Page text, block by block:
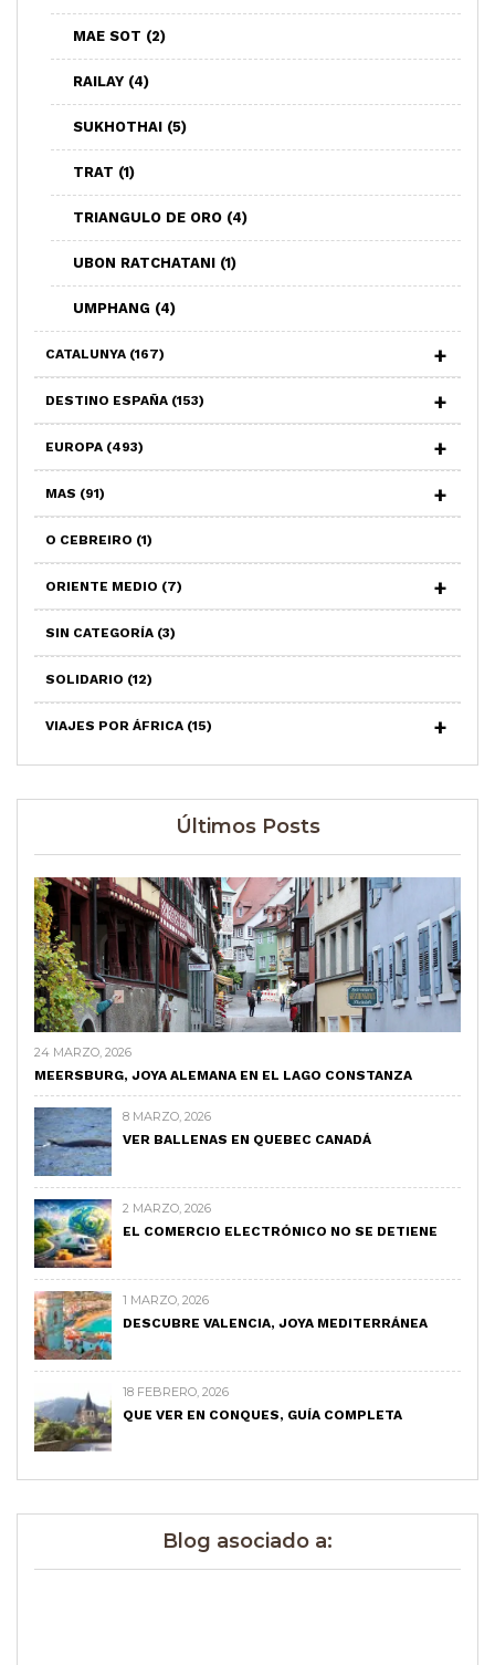
MAE SOT (2)
RAILAY (4)
SUKHOTHAI (5)
TRAT (1)
TRIANGULO DE ORO (4)
UBON RATCHATANI (1)
UMPHANG (4)
CATALUNYA (167)
DESTINO ESPAÑA (153)
EUROPA (493)
MAS (91)
O CEBREIRO (1)
ORIENTE MEDIO (7)
SIN CATEGORÍA (3)
SOLIDARIO (12)
VIAJES POR ÁFRICA (15)
Últimos Posts
24 MARZO, 2026
MEERSBURG, JOYA ALEMANA EN EL LAGO CONSTANZA
8 MARZO, 2026
VER BALLENAS EN QUEBEC CANADÁ
2 MARZO, 2026
EL COMERCIO ELECTRÓNICO NO SE DETIENE
1 MARZO, 2026
DESCUBRE VALENCIA, JOYA MEDITERRÁNEA
18 FEBRERO, 2026
QUE VER EN CONQUES, GUÍA COMPLETA
Blog asociado a: